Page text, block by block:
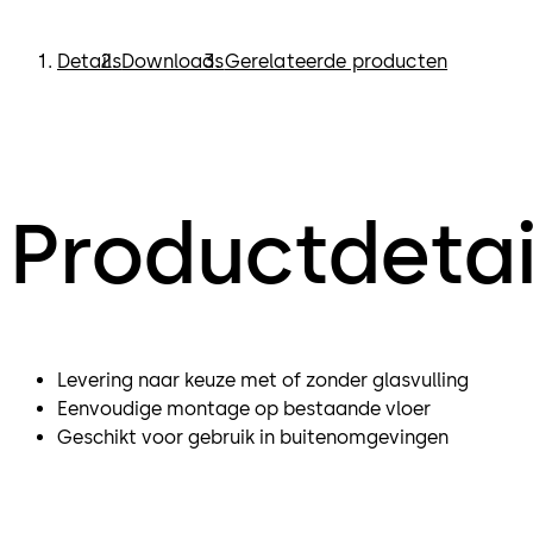
DetailsDownloadsGerelateerde producten
Levering naar keuze met of zonder glasvulling
Eenvoudige montage op bestaande vloer
Geschikt voor gebruik in buitenomgevingen